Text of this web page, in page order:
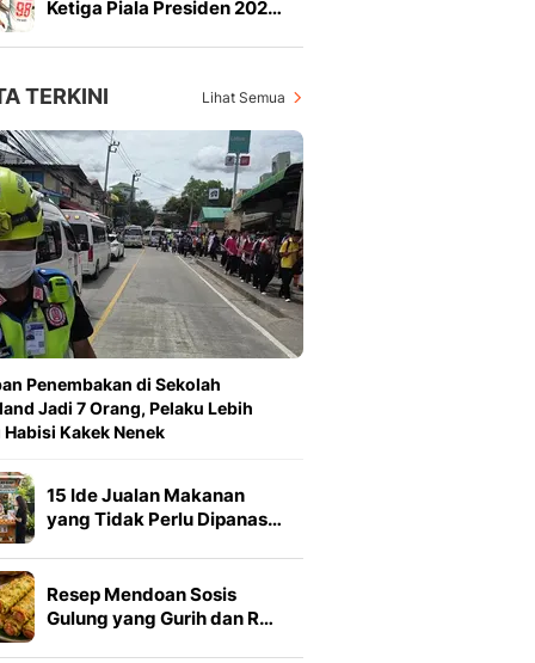
Ketiga Piala Presiden 202…
TERKINI Lihat Semua
Penembakan di Sekolah
Jadi 7 Orang, Pelaku Lebih
Habisi Kakek Nenek
15 Ide Jualan Makanan
yang Tidak Perlu Dipanas…
Resep Mendoan Sosis
Gulung yang Gurih dan R…